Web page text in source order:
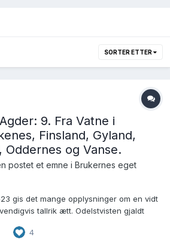
SORTER ETTER
9. Fra Vatne i
Finsland, Gyland,
Oddernes og Vanse.
postet et emne i Brukernes eget
gis det mange opplysninger om en vidt
tallrik ætt. Odelstvisten gjaldt
Haukum. Det som overrasket meg da
4